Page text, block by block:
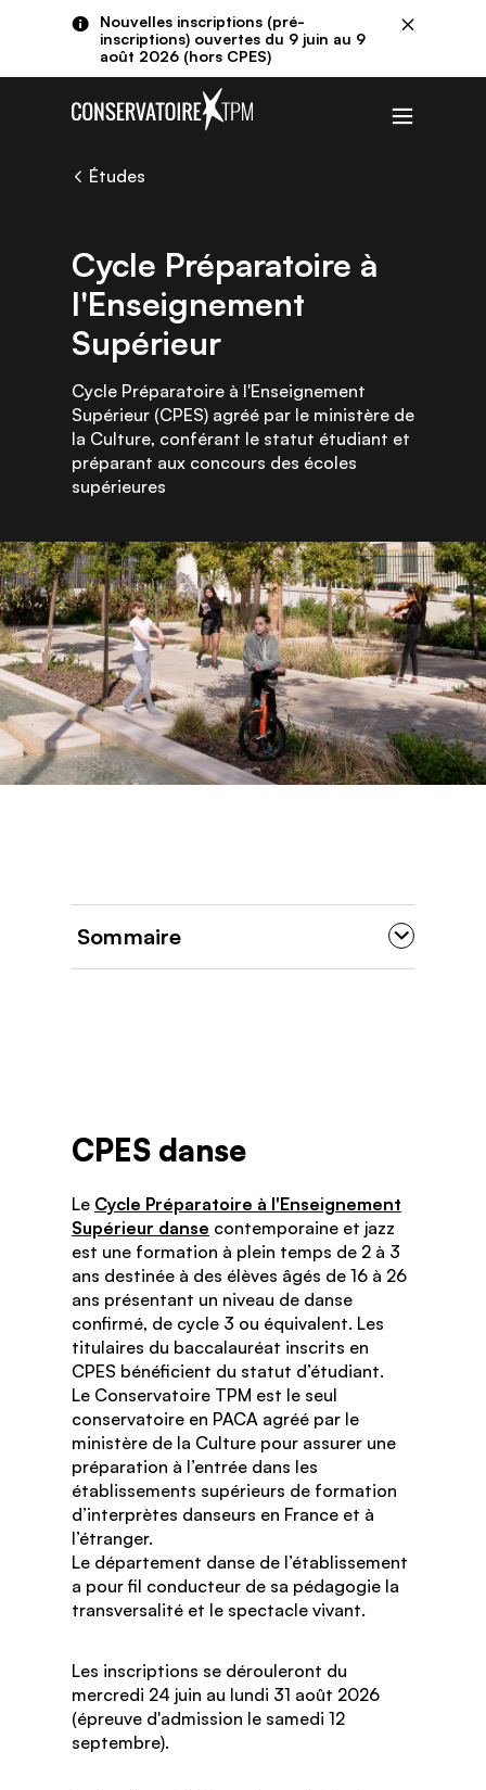
Aller au contenu principalNouvelles inscriptions (pré-
inscriptions) ouvertes du 9 juin au 9
août 2026 (hors CPES)
Fermer
Études
Cycle Préparatoire à
l'Enseignement
Supérieur
Cycle Préparatoire à l'Enseignement
Supérieur (CPES) agréé par le ministère de
la Culture, conférant le statut étudiant et
préparant aux concours des écoles
supérieures
Sommaire
CPES danse
Le Cycle Préparatoire à l'Enseignement
Supérieur danse contemporaine et jazz
est une formation à plein temps de 2 à 3
ans destinée à des élèves âgés de 16 à 26
ans présentant un niveau de danse
confirmé, de cycle 3 ou équivalent. Les
titulaires du baccalauréat inscrits en
CPES bénéficient du statut d’étudiant.
Le Conservatoire TPM est le seul
conservatoire en PACA agréé par le
ministère de la Culture pour assurer une
préparation à l’entrée dans les
établissements supérieurs de formation
d’interprètes danseurs en France et à
l’étranger.
Le département danse de l’établissement
a pour fil conducteur de sa pédagogie la
transversalité et le spectacle vivant.
Les inscriptions se dérouleront du
mercredi 24 juin au lundi 31 août 2026
(épreuve d'admission le samedi 12
septembre).
Panneau de gestion des cookies